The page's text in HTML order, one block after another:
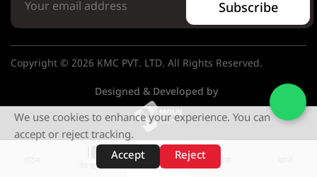
वेब स्टोरीज़
Subscribe
Copyright © 2026 KMC PVT. LTD. All Rights Reserved.
Designed & Developed by
We use cookies to enhance your experience. You can
accept or reject tracking.
Accept
Reject